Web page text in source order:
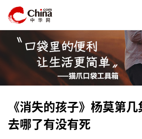
《消失的孩子》杨莫第
去哪了有没有死